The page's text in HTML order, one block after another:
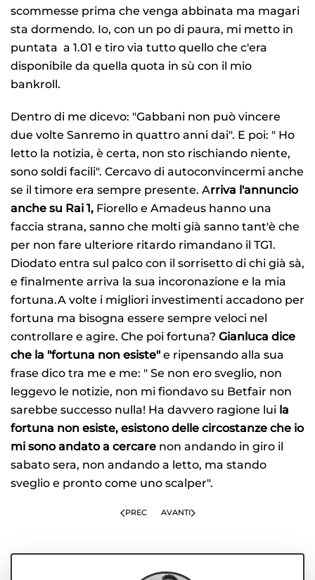
scommesse prima che venga abbinata ma magari
sta dormendo. Io, con un po di paura, mi metto in
puntata a 1.01 e tiro via tutto quello che c'era
disponibile da quella quota in sù con il mio
bankroll.
Dentro di me dicevo: "Gabbani non può vincere
due volte Sanremo in quattro anni dai". E poi: " Ho
letto la notizia, è certa, non sto rischiando niente,
sono soldi facili". Cercavo di autoconvincermi anche
se il timore era sempre presente. Arriva l'annuncio
anche su Rai 1, Fiorello e Amadeus hanno una
faccia strana, sanno che molti già sanno tant'è che
per non fare ulteriore ritardo rimandano il TG1.
Diodato entra sul palco con il sorrisetto di chi già sà,
e finalmente arriva la sua incoronazione e la mia
fortuna.A volte i migliori investimenti accadono per
fortuna ma bisogna essere sempre veloci nel
controllare e agire. Che poi fortuna? Gianluca dice
che la "fortuna non esiste" e ripensando alla sua
frase dico tra me e me: " Se non ero sveglio, non
leggevo le notizie, non mi fiondavo su Betfair non
sarebbe successo nulla! Ha davvero ragione lui la
fortuna non esiste, esistono delle circostanze che io
mi sono andato a cercare non andando in giro il
sabato sera, non andando a letto, ma stando
sveglio e pronto come uno scalper".
PREC AVANTI